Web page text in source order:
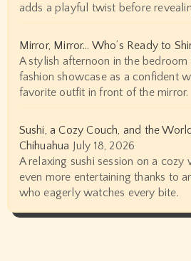
adds a playful twist before
Mirror, Mirror… Who’s Ready to
A stylish afternoon in the bedroom
fashion showcase as a confident
favorite outfit in front of the mirror.
Sushi, a Cozy Couch, and the
Chihuahua July 18, 2026
A relaxing sushi session on a cozy
even more entertaining thanks to
who eagerly watches every bite.